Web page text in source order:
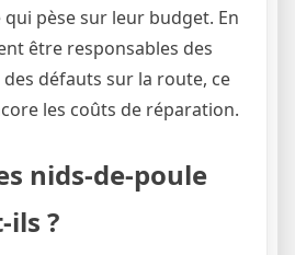
pèse sur leur budget. En
être responsables des
défauts sur la route, ce
les coûts de réparation.
nids-de-poule
ils ?